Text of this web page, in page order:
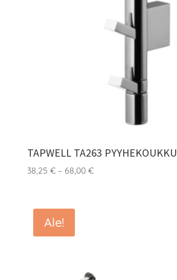
TAPWELL TA263 PYYHEKOUKKU
38,25 € – 68,00 €Hintaluokka:
Ale!